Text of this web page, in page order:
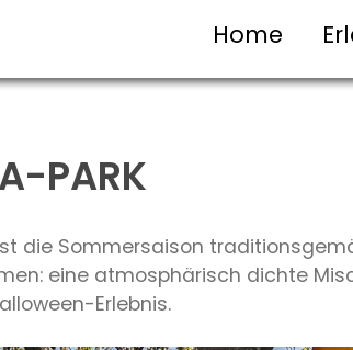
Home
PARK
die Sommersaison
eine atmosphärisch dichte
Erlebnis.